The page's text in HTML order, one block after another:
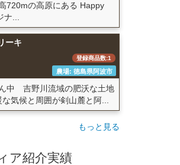
720mの高原にある Happy
...
ーキ
登録商品数:1
農場: 徳島県阿波市
中 吉野川流域の肥沃な土地
気候と周囲が剣山麓と阿...
もっと見る
ア紹介実績